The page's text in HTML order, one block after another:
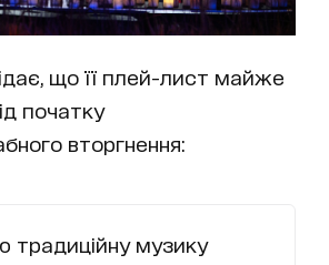
що її плей-лист майже
початку
вторгнення:
музику